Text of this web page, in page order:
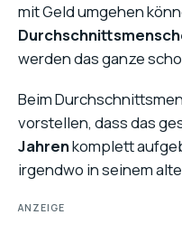
mit Geld umgehen
werden das ganze
Beim
vorstellen, dass das
Jahrenkomplett
irgendwo in seinem
ANZEIGE